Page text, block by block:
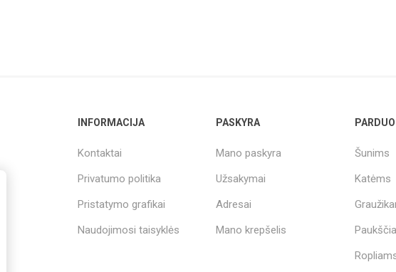
INFORMACIJA
Kontaktai
Privatumo politika
Pristatymo grafikai
Naudojimosi taisyklės
PASKYRA
Mano paskyra
Užsakymai
Adresai
Mano krepšelis
Šunims
Katėms